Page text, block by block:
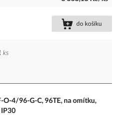
do košíku
ks
O-4/96-G-C, 96TE, na omítku,
IP30